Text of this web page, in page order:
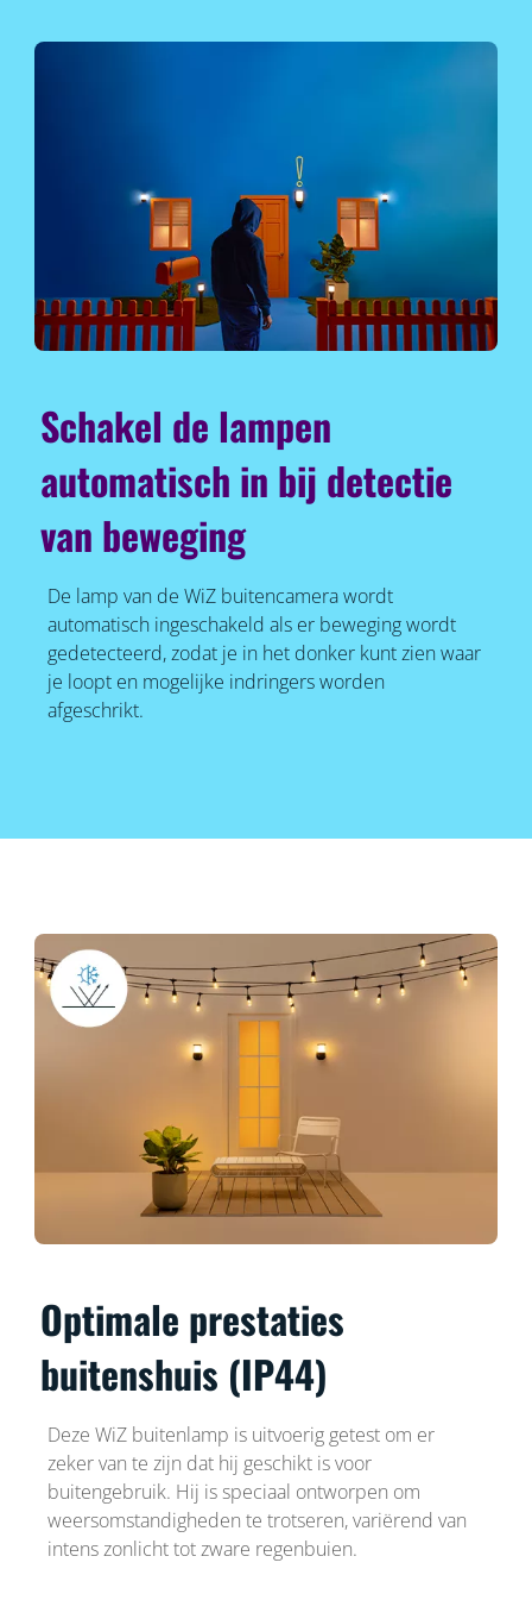
Schakel de lampen
automatisch in bij detectie
van beweging
De lamp van de WiZ buitencamera wordt
automatisch ingeschakeld als er beweging wordt
gedetecteerd, zodat je in het donker kunt zien waar
je loopt en mogelijke indringers worden
afgeschrikt.
Optimale prestaties
buitenshuis (IP44)
Deze WiZ buitenlamp is uitvoerig getest om er
zeker van te zijn dat hij geschikt is voor
buitengebruik. Hij is speciaal ontworpen om
weersomstandigheden te trotseren, variërend van
intens zonlicht tot zware regenbuien.